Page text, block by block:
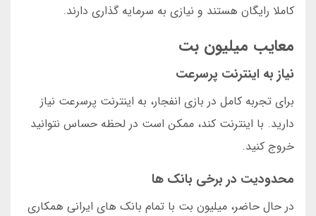
کاملا رایگان هستند و نیازی به سرمایه گذاری دارند.
معایب میلیون بت
نیاز به اینترنت پرسرعت
برای تجربه کامل در بازی انفجار، به اینترنت پرسرعت نیاز
دارید. با اینترنت کند، ممکن است در لحظه حساس نتوانید
خروج کنید.
محدودیت در برخی بانک ها
در حال حاضر، میلیون بت با تمام بانک های ایرانی همکاری